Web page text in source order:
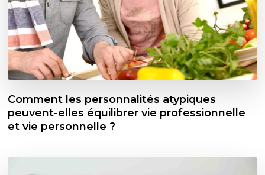
Comment les personnalités atypiques
peuvent-elles équilibrer vie professionnelle
et vie personnelle ?